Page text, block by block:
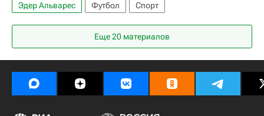
Эдер Альварес Футбол Спорт
Еще 20 материалов